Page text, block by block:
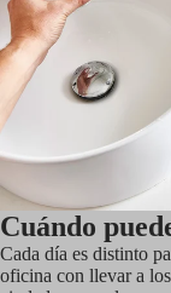
Cuándo
Cada día es distinto
oficina con llevar a